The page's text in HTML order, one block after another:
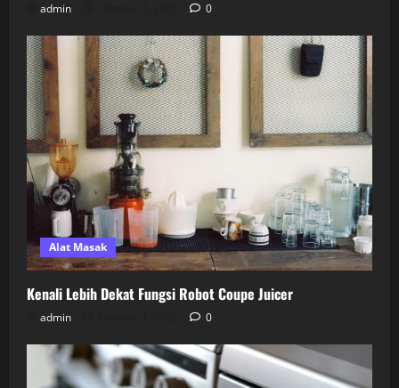
admin 0
Alat Masak
Kenali Lebih Dekat Fungsi Robot Coupe Juicer
admin 0